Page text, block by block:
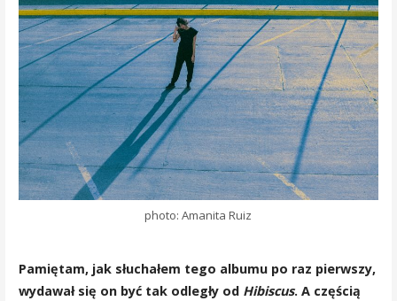
photo: Amanita Ruiz
Pamiętam, jak słuchałem tego albumu po raz pierwszy,
wydawał się on być tak odległy od Hibiscus. A częścią